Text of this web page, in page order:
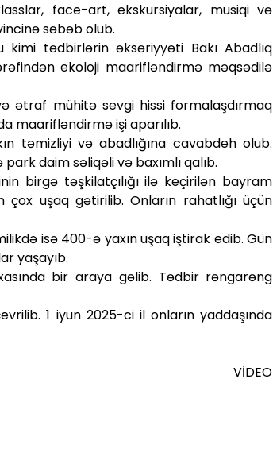
face-art, ekskursiyalar, musiqi və
səbəb olub.
kimi tədbirlərin əksəriyyəti Bakı Abadlıq
ekoloji maarifləndirmə məqsədilə
ətraf mühitə sevgi hissi formalaşdırmaq
maarifləndirmə işi aparılıb.
təmizliyi və abadlığına cavabdeh olub.
daim səliqəli və baxımlı qalıb.
birgə təşkilatçılığı ilə keçirilən bayram
uşaq gətirilib. Onların rahatlığı üçün
isə 400-ə yaxın uşaq iştirak edib. Gün
yaşayıb.
bir araya gəlib. Tədbir rəngarəng
1 iyun 2025-ci il onların yaddaşında
VİDEO